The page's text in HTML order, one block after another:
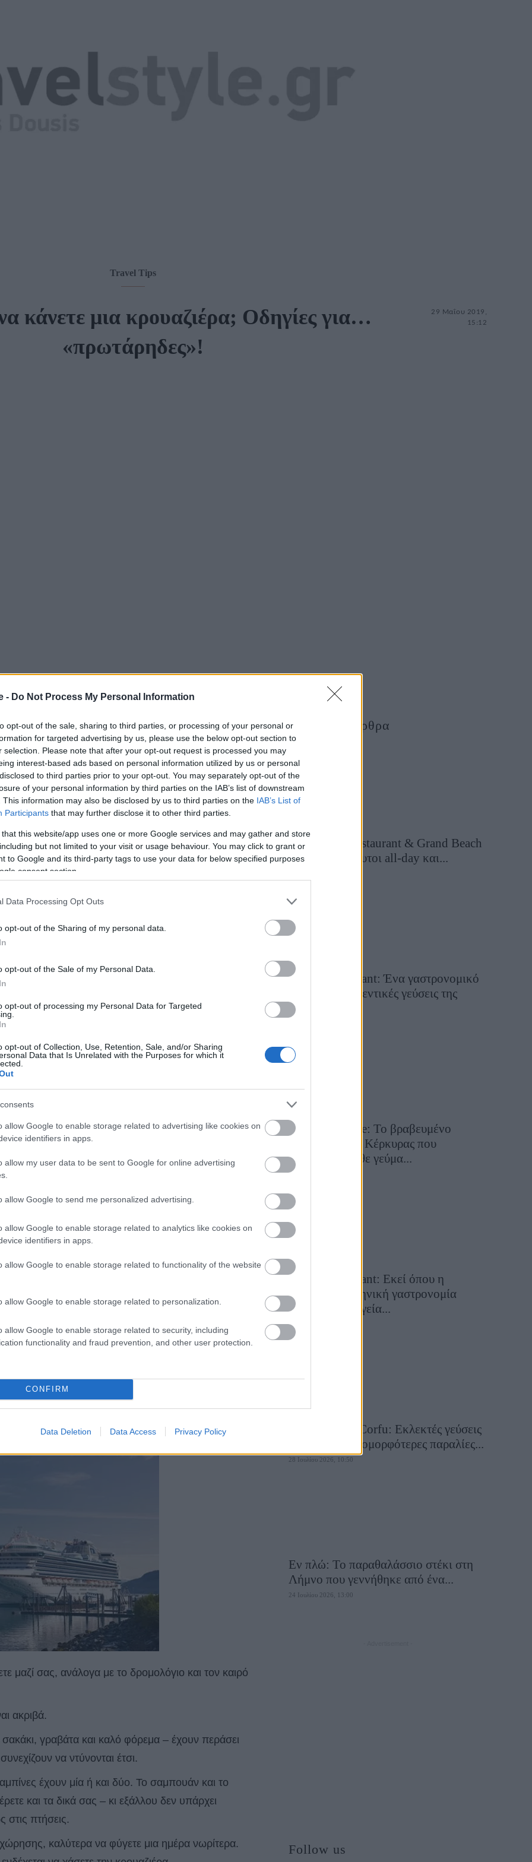
- Do Not Process My Personal Information
opt-out of the sale, sharing to third parties, or processing of your personal or
for targeted advertising by us, please use the below opt-out section to
selection. Please note that after your opt-out request is processed you may
interest-based ads based on personal information utilized by us or personal
to third parties prior to your opt-out. You may separately opt-out of the
of your personal information by third parties on the IAB’s list of downstream
This information may also be disclosed by us to third parties on the IAB’s List of
Participants that may further disclose it to other third parties.
that this website/app uses one or more Google services and may gather and store
but not limited to your visit or usage behaviour. You may click to grant or
to Google and its third-party tags to use your data for below specified purposes
consent section.
Data Processing Opt Outs
opt-out of the Sharing of my personal data.
opt-out of the Sale of my Personal Data.
opt-out of processing my Personal Data for Targeted
opt-out of Collection, Use, Retention, Sale, and/or Sharing
Data that Is Unrelated with the Purposes for which it
allow Google to enable storage related to advertising like cookies on
identifiers in apps.
allow my user data to be sent to Google for online advertising
allow Google to send me personalized advertising.
allow Google to enable storage related to analytics like cookies on
identifiers in apps.
allow Google to enable storage related to functionality of the website
allow Google to enable storage related to personalization.
allow Google to enable storage related to security, including
functionality and fraud prevention, and other user protection.
CONFIRM
Data Deletion Data Access Privacy Policy
Travel Tips
κάνετε μια κρουαζιέρα; Οδηγίες για…
«πρωτάρηδες»!
29 Μαΐου 2019,
15:12
-
οικονομικά σας
αυτές που έχουν θέα στον ωκεανό, κατόπιν τα
Εάν είστε επιρρεπείς στη ναυτία, τα χαμηλότερα
στο κέντρο του πλοίου είναι πιο σταθερές.
την καμπίνα σας και εξοικειωθείτε με τα
στυλ. Για να κάνετε κράτηση στο σωστό πλοίο
ταξιδιωτικού πρακτορείου. Δεν κοστίζει παραπάνω
ποσό, επειδή οι πράκτορες έχουν συχνά
μαζί σας, ανάλογα με το δρομολόγιο και τον καιρό
ακριβά.
γραβάτα και καλό φόρεμα – έχουν περάσει
να ντύνονται έτσι.
έχουν μία ή και δύο. Το σαμπουάν και το
και τα δικά σας – κι εξάλλου δεν υπάρχει
στις πτήσεις.
καλύτερα να φύγετε μια ημέρα νωρίτερα.
Τελευταία Άρθρα
Grand Asia Restaurant & Grand Beach
Club: Οι απόλυτοι all-day και...
Tsapis Restaurant: Ένα γαστρονομικό
ταξίδι στις αυθεντικές γεύσεις της
Σίφνου!
Toula’s Seaside: Το βραβευμένο
εστιατόριο της Κέρκυρας που
μετατρέπει κάθε γεύμα...
28 Ιουλίου 2026, 11:05
Cavos Restaurant: Εκεί όπου η
αυθεντική ελληνική γαστρονομία
συναντά τη μαγεία...
28 Ιουλίου 2026, 10:58
Aiolia Avlaki Corfu: Εκλεκτές γεύσεις
σε μία από τις ομορφότερες παραλίες...
28 Ιουλίου 2026, 10:50
Εν πλώ: Το παραθαλάσσιο στέκι στη
Λήμνο που γεννήθηκε από ένα...
24 Ιουλίου 2026, 13:00
Follow us